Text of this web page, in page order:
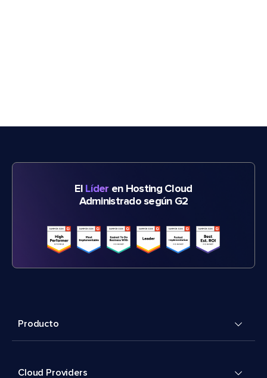
El Líder en Hosting Cloud
Administrado según G2
Producto
Cloud Providers